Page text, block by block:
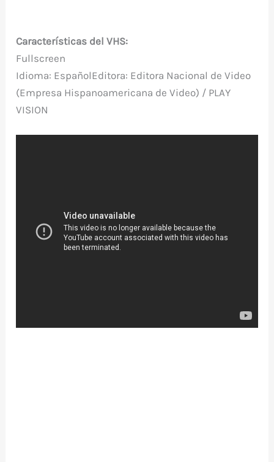
Características del VHS:
Fullscreen
Idioma: EspañolEditora: Editora Nacional de Video
(Empresa Hispanoamericana de Video) / PLAY
VISION